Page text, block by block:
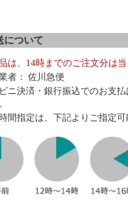
について
は、14時までのご注文分は当
者： 佐川急便
ニ決済・銀行振込でのお支
間指定は、下記よりご指定可